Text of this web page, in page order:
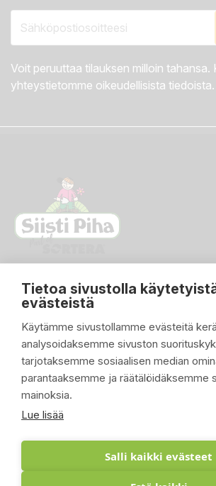
Tietoa sivustolla
evästeistä
Käytämme sivustollamme evästeitä
analysoidaksemme sivuston
tarjotaksemme sosiaalisen median
parantaaksemme ja räätälöidäksemme
mainoksia.
Lue lisää
Salli kaikki evästeet
Voit peruuttaa tilauksen milloin tahansa.
yhteystietomme oikeudellisista tiedoista.
PIKALINKIT
TUOTTEET